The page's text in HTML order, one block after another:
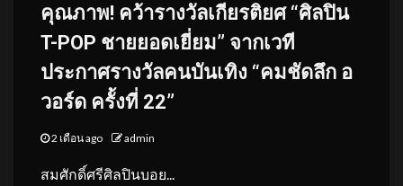
คุณภาพ! คว้ารางวัลเกียรติยศ “ศิลปิน
T-POP ชายยอดเยี่ยม” จากเวที
ประกาศรางวัลคนบันเทิง “คมชัดลึก อ
วอร์ด ครั้งที่ 22”
2 เดือน ago admin
สมศักดิ์ศรีศิลปินบอย...